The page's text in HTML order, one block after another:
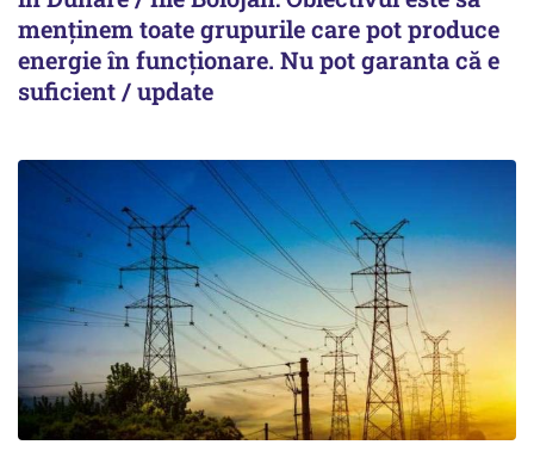
menținem toate grupurile care pot produce
energie în funcționare. Nu pot garanta că e
suficient / update